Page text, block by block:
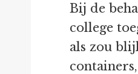
Bij de
college
als zou